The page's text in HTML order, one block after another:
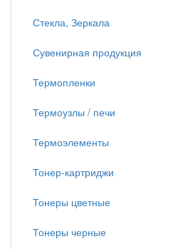
Стекла, Зеркала
Сувенирная продукция
Термопленки
Термоузлы / печи
Термоэлементы
Тонер-картриджи
Тонеры цветные
Тонеры черные